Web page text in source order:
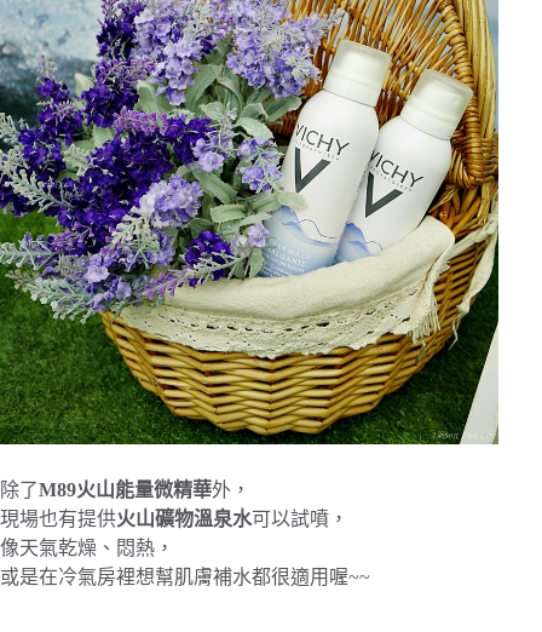
除了M89火山能量微精華外，
現場也有提供火山礦物溫泉水可以試噴，
像天氣乾燥、悶熱，
或是在冷氣房裡想幫肌膚補水都很適用喔~~